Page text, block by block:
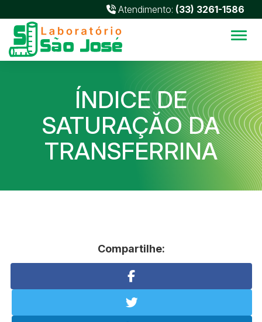
Atendimento: (33) 3261-1586
ÍNDICE DE
SATURAÇĂO DA
TRANSFERRINA
Compartilhe: